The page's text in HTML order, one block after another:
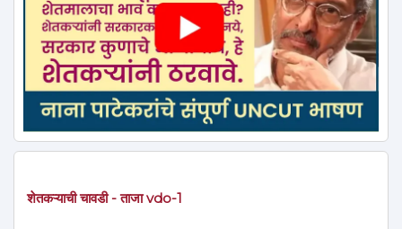
शेतकऱ्याची चावडी - ताजा vdo-1